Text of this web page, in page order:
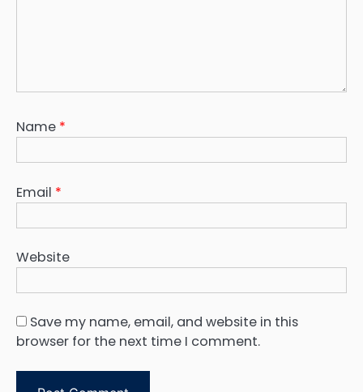
Name *
Email *
Website
Save my name, email, and website in this
browser for the next time I comment.